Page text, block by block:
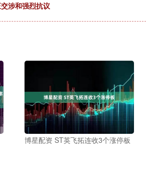
涉和强烈抗议
博星配资 ST英飞拓连收3个涨停板